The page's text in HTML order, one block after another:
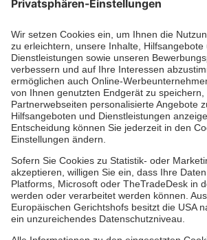
Aus- & Fortbildungen
Erste-Hilfe-Kurse
Jobs & Ehrenamt
Freiwilligendienst
Spendenprojekte
Johanniter-Jugend
Einrichtungen